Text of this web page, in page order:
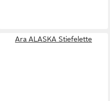
Ara ALASKA Stiefelette